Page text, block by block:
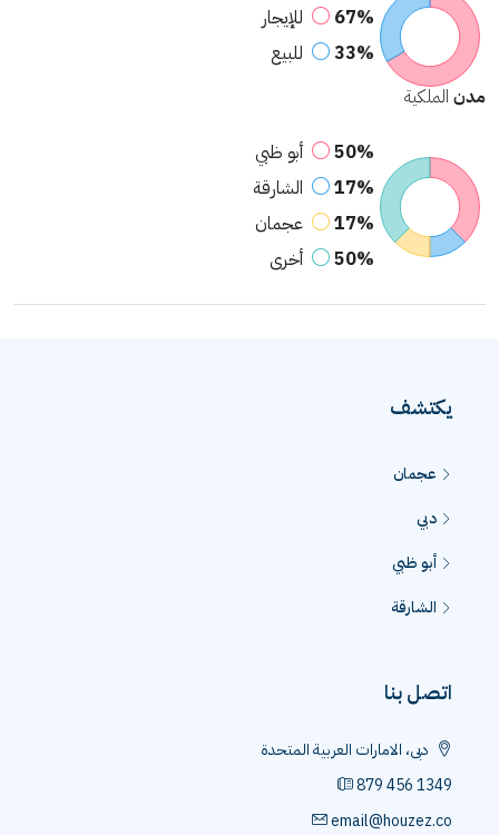
67%
للإيجار
33%
للبيع
مدن الملكية
50%
أبو ظبي
17%
الشارقة
17%
عجمان
50%
أخرى
يكتشف
عجمان
دبي
أبو ظبي
الشارقة
اتصل بنا
دبى، الامارات العربية المتحدة
879 456 1349
email@houzez.co